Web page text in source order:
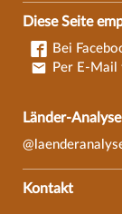
Diese Seite
Bei
Per E-Mail
Länder-
Kontakt